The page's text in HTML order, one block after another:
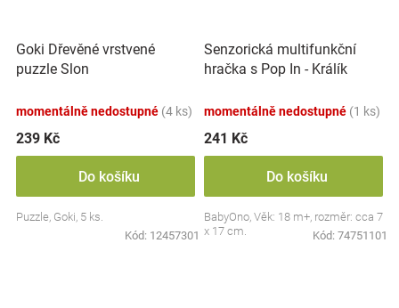
Goki Dřevěné vrstvené
puzzle Slon
momentálně nedostupné (4 ks)
239 Kč
Do košíku
Puzzle, Goki, 5 ks.
Kód: 12457301
Senzorická multifunkční
hračka s Pop In - Králík
momentálně nedostupné (1 ks)
241 Kč
Do košíku
BabyOno, Věk: 18 m+, rozměr: cca 7
x 17 cm.
Kód: 74751101